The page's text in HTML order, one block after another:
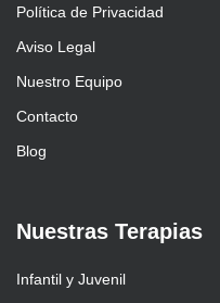
Política de Privacidad
Aviso Legal
Nuestro Equipo
Contacto
Blog
Nuestras Terapias
Infantil y Juvenil